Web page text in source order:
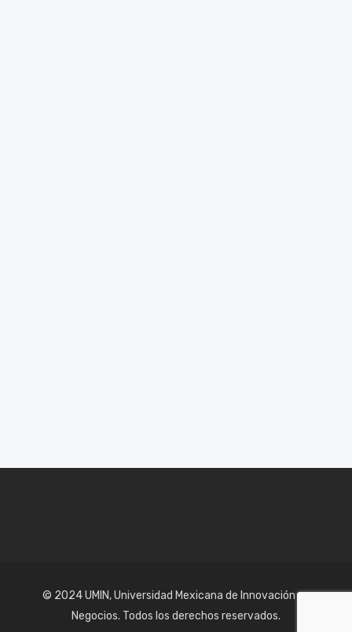
© 2024 UMIN, Universidad Mexicana de Innovación en
Negocios. Todos los derechos reservados.